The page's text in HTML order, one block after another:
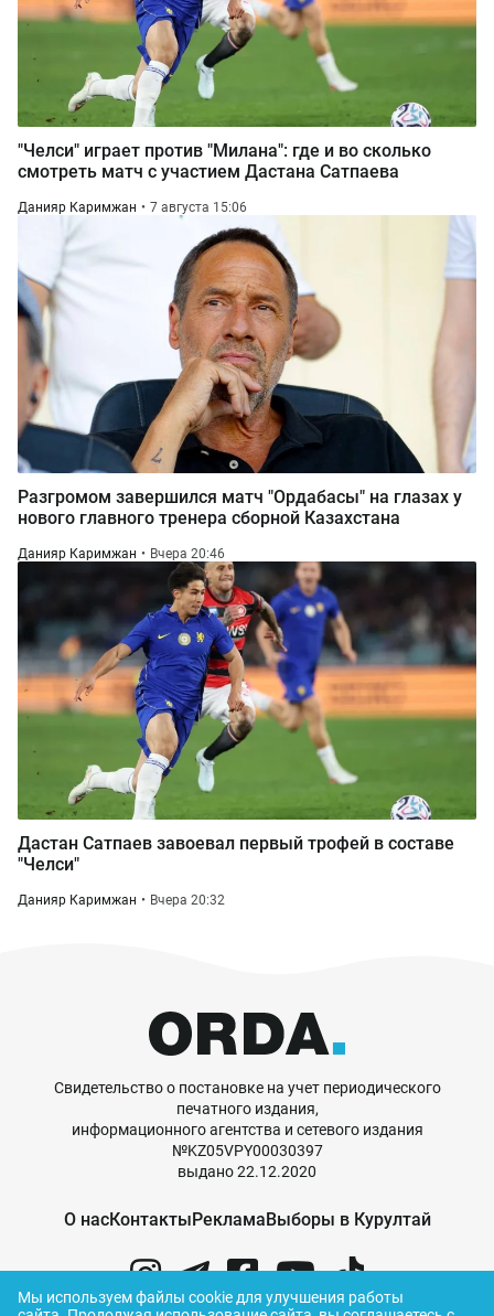
"Челси" играет против "Милана": где и во сколько
смотреть матч с участием Дастана Сатпаева
Данияр Каримжан 7 августа 15:06
Разгромом завершился матч "Ордабасы" на глазах у
нового главного тренера сборной Казахстана
Данияр Каримжан Вчера 20:46
Дастан Сатпаев завоевал первый трофей в составе
"Челси"
Данияр Каримжан Вчера 20:32
Свидетельство о постановке на учет периодического
печатного издания,
информационного агентства и сетевого издания
№KZ05VPY00030397
выдано 22.12.2020
О насКонтактыРекламаВыборы в Курултай
Мы используем файлы cookie для улучшения работы